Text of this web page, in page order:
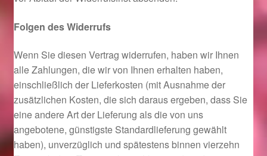
Impressum
Karneval 2015 – Schmuck zu Fasching & Co.
Karneval 2019 – Schmuck zu Fasching & Co.
Karneval 2020 – Schmuck zu Fasching & Co.
Kasse
Folgen des Widerrufs
Wenn Sie diesen Vertrag widerrufen, haben wir Ihnen
alle Zahlungen, die wir von Ihnen erhalten haben,
einschließlich der Lieferkosten (mit Ausnahme der
zusätzlichen Kosten, die sich daraus ergeben, dass Sie
eine andere Art der Lieferung als die von uns
angebotene, günstigste Standardlieferung gewählt
haben), unverzüglich und spätestens binnen vierzehn